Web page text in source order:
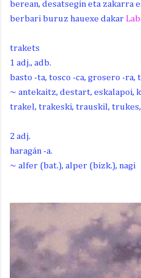
berean, desatsegin eta zakarra
berbari buruz hauexe dakar
trakets
1 adj., adb.
basto -ta, tosco -ca, grosero -
~ antekaitz, destart, eskalapoi,
trakel, trakeski, trauskil,
2 adj.
haragán -a.
~ alfer (bat.), alper (bizk.), nagi